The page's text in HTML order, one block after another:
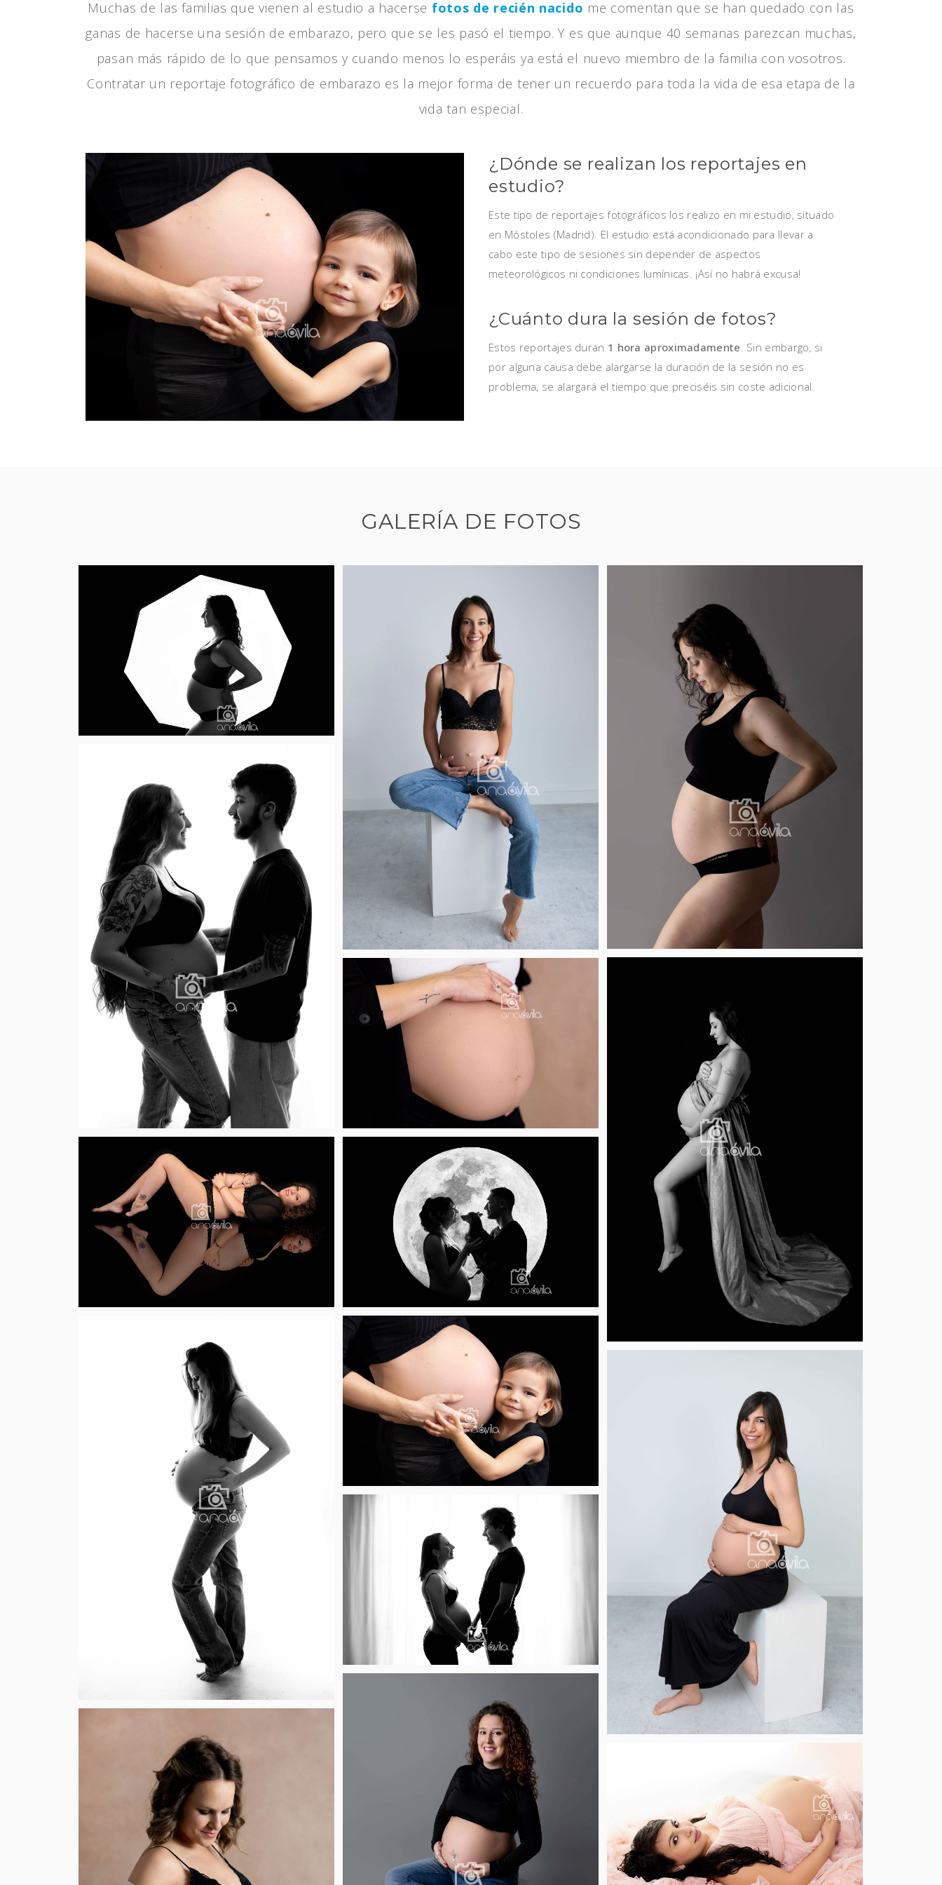
Muchas de las familias que vienen al estudio a hacerse fotos de recién nacido me comentan que se han quedado con las
ganas de hacerse una sesión de embarazo, pero que se les pasó el tiempo. Y es que aunque 40 semanas parezcan muchas,
pasan más rápido de lo que pensamos y cuando menos lo esperáis ya está el nuevo miembro de la familia con vosotros.
Contratar un reportaje fotográfico de embarazo es la mejor forma de tener un recuerdo para toda la vida de esa etapa de la
vida tan especial.
¿Dónde se realizan los reportajes en
estudio?
Este tipo de reportajes fotográficos los realizo en mi estudio, situado
en Móstoles (Madrid). El estudio está acondicionado para llevar a
cabo este tipo de sesiones sin depender de aspectos
meteorológicos ni condiciones lumínicas. ¡Así no habrá excusa!
¿Cuánto dura la sesión de fotos?
Estos reportajes duran 1 hora aproximadamente . Sin embargo, si
por alguna causa debe alargarse la duración de la sesión no es
problema, se alargará el tiempo que preciséis sin coste adicional.
GALERÍA DE FOTOS